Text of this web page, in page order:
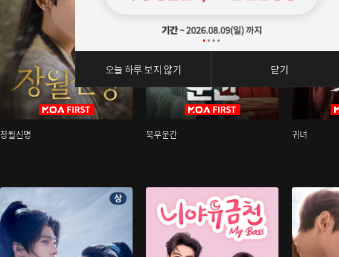
장월신명 묵우운간 귀녀
오늘 하루 보지 않기 닫기